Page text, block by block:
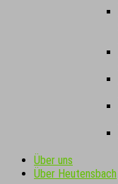
Über uns
Über Heutensbach